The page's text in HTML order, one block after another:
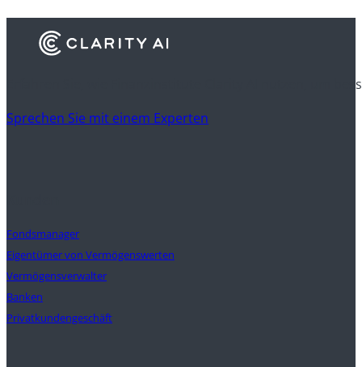
Erfahren Sie, wie Finanzinstitute Clarity AI nutzen, um
Sprechen Sie mit einem Experten
Fondsmanager
Eigentümer von Vermögenswerten
Vermögensverwalter
Banken
Privatkundengeschäft